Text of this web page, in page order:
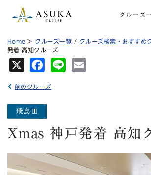
クルーズ
Home > クルーズ一覧 / クルーズ検索・おすすめ
発着 高知クルーズ
Fa
Lin
前のクルーズ
Xmas 神戸発着 高知